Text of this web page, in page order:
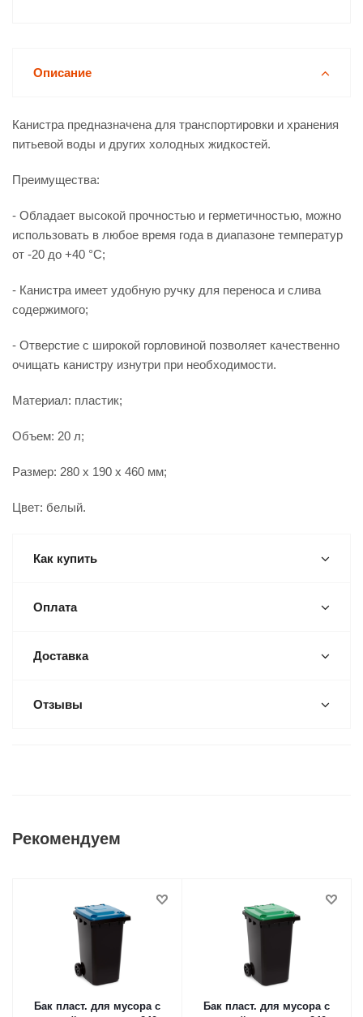
Описание
Канистра предназначена для транспортировки и хранения
питьевой воды и других холодных жидкостей.
Преимущества:
- Обладает высокой прочностью и герметичностью, можно
использовать в любое время года в диапазоне температур
от -20 до +40 °С;
- Канистра имеет удобную ручку для переноса и слива
содержимого;
- Отверстие с широкой горловиной позволяет качественно
очищать канистру изнутри при необходимости.
Материал: пластик;
Объем: 20 л;
Размер: 280 x 190 x 460 мм;
Цвет: белый.
Как купить
Оплата
Доставка
Отзывы
Рекомендуем
Бак пласт. для мусора с
Бак пласт. для мусора с